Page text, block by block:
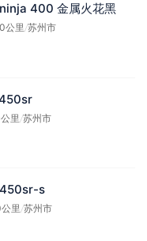
400 金属火花黑
公里/苏州市
里/苏州市
s
里 /苏州市